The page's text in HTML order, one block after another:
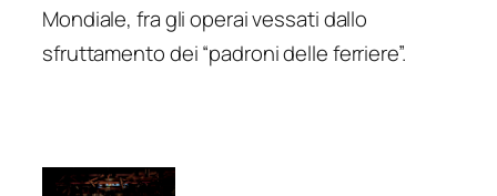
Mondiale, fra gli operai vessati dallo
sfruttamento dei “padroni delle ferriere”.